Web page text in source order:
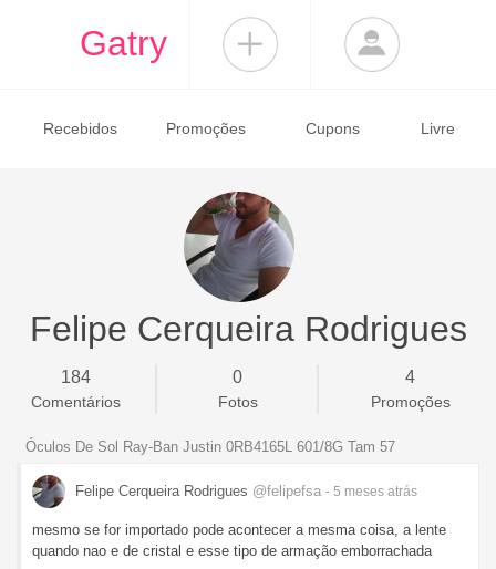
Gatry
Recebidos Promoções Cupons Livre
Felipe Cerqueira Rodrigues
184
Comentários
0
Fotos
4
Promoções
Óculos De Sol Ray-Ban Justin 0RB4165L 601/8G Tam 57
Felipe Cerqueira Rodrigues @felipefsa - 5 meses atrás
mesmo se for importado pode acontecer a mesma coisa, a lente
quando nao e de cristal e esse tipo de armação emborrachada